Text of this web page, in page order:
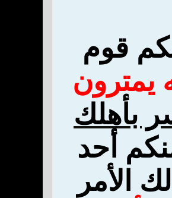
قوم
يمترون
بأهلك
أحد
الأمر